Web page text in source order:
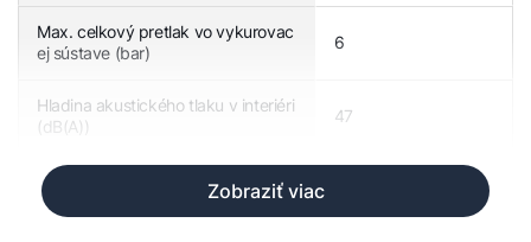
Max. celkový pretlak vo vykurovac
ej sústave (bar)
6
Hladina akustického tlaku v interiéri
(dB(A))
47
Zobraziť viac